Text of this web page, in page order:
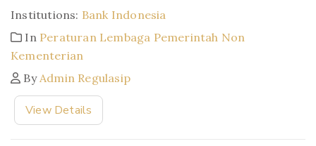
Institutions: Bank Indonesia
In Peraturan Lembaga Pemerintah Non
Kementerian
By Admin Regulasip
View Details